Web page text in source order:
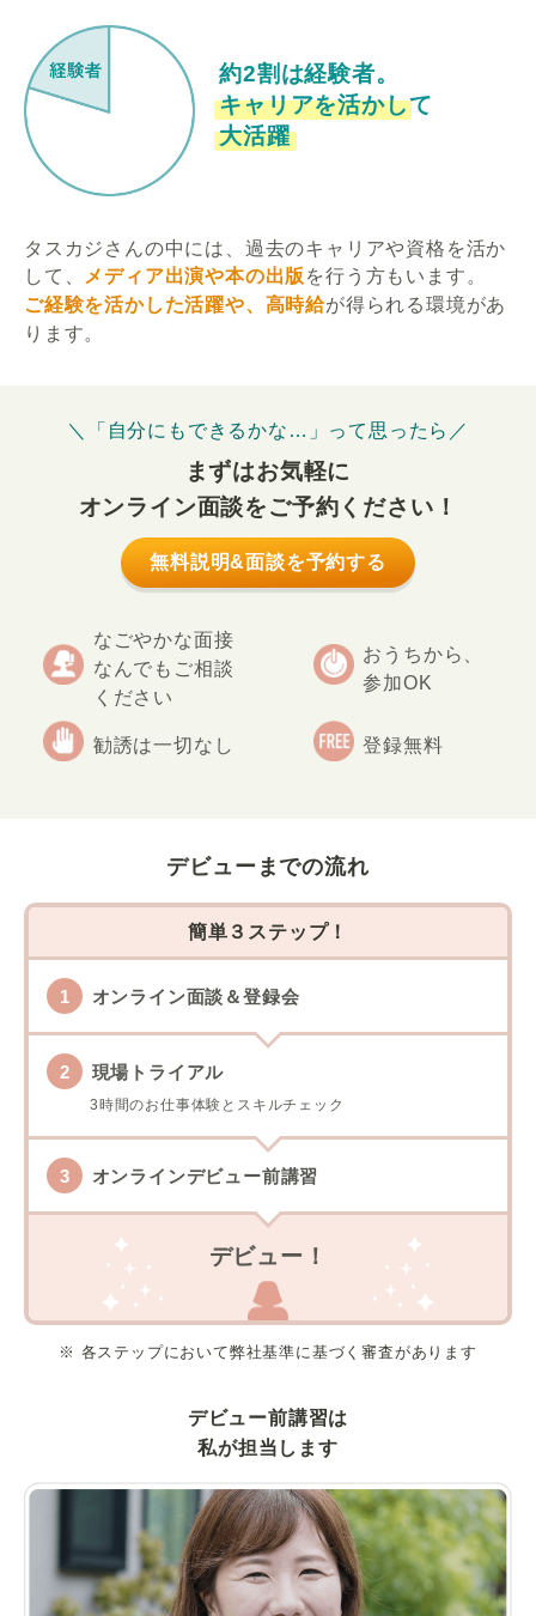
約2割は経験者。
キャリアを活かして
大活躍
タスカジさんの中には、過去のキャリアや資格を活か
して、
メディア出演や本の出版 を行う方もいます。
ご経験を活かした活躍や、高時給が得られる環境があ
ります。
＼「自分にもできるかな…」って思ったら／
まずはお気軽に
オンライン面談をご予約ください！
無料説明&面談を予約する
なごやかな面接
なんでもご相談
ください
おうちから、
参加OK
勧誘は一切なし 登録無料
デビューまでの流れ
簡単３ステップ！
オンライン面談＆登録会
現場トライアル
3時間のお仕事体験とスキルチェック
オンラインデビュー前講習
デビュー！
※ 各ステップにおいて弊社基準に基づく審査があります
デビュー前講習は
私が担当します